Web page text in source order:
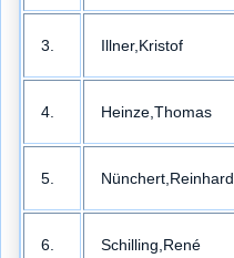
3. Illner,Kristof
4. Heinze,Thomas
5. Nünchert,Reinhard
6. Schilling,René